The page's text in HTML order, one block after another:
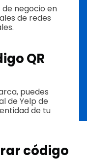
negocio en
de redes
QR
puedes
de Yelp de
de tu
código